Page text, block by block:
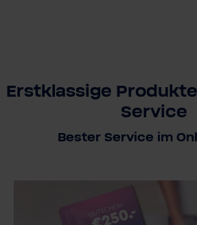
Erstklassige
Service
Bester Service im